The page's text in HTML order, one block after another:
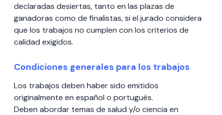
declaradas desiertas, tanto en las plazas de
ganadoras como de finalistas, si el jurado considera
que los trabajos no cumplen con los criterios de
calidad exigidos.
Condiciones generales para los trabajos
Los trabajos deben haber sido emitidos
originalmente en español o portugués.
Deben abordar temas de salud y/o ciencia en